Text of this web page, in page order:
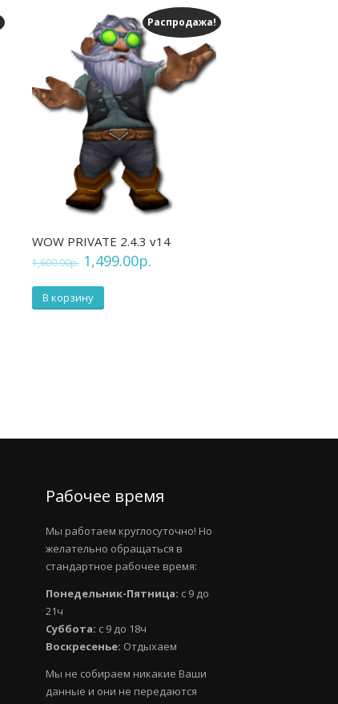
Распродажа!
WOW PRIVATE 2.4.3 v14
1,600.00р. 1,499.00р.
В корзину
Рабочее время
Мы работаем круглосуточно! Но
желательно обращаться в
стандартное рабочее время:
Понедельник-Пятница: с 9 до
21ч
Суббота: с 9 до 18ч
Воскресенье: Отдыхаем
Мы не собираем никакие Ваши
данные и они не передаются